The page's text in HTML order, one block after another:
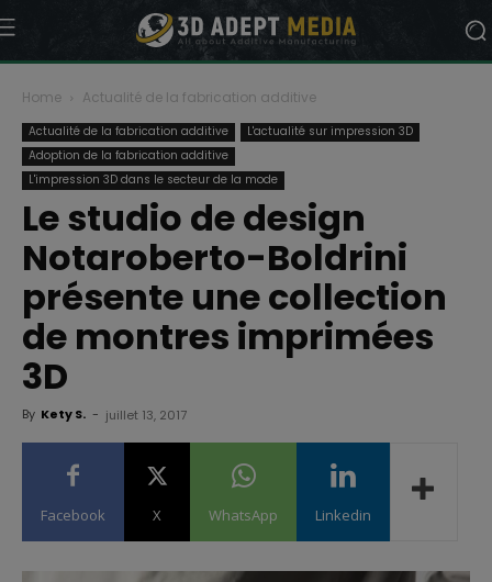
Home Actualité de la fabrication additive
Actualité de la fabrication additive
L'actualité sur impression 3D
Adoption de la fabrication additive
L'impression 3D dans le secteur de la mode
Le studio de design
Notaroberto-Boldrini
présente une collection
de montres imprimées
3D
By Kety S. - juillet 13, 2017
Facebook X WhatsApp Linkedin